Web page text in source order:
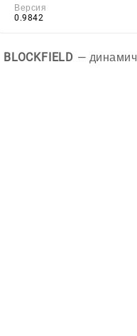
Версия
0.9842
BLOCKFIELD —